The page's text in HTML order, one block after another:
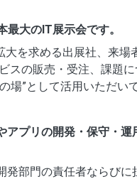
大のIT展示会です。
を求める出展社、来場
スの販売・受注、課題
場”として活用いただい
アプリの開発・保守・
部門の責任者ならびに